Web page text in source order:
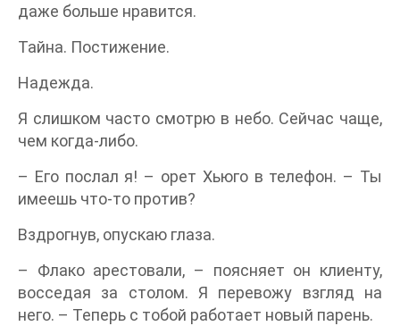
даже больше нравится.
Тайна. Постижение.
Надежда.
Я слишком часто смотрю в небо. Сейчас чаще,
чем когда-либо.
– Его послал я! – орет Хьюго в телефон. – Ты
имеешь что-то против?
Вздрогнув, опускаю глаза.
– Флако арестовали, – поясняет он клиенту,
восседая за столом. Я перевожу взгляд на
него. – Теперь с тобой работает новый парень.